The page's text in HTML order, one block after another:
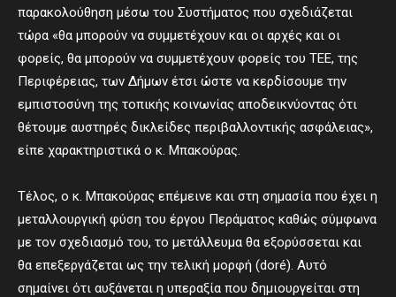
παρακολούθηση μέσω του Συστήματος που σχεδιάζεται
τώρα «θα μπορούν να συμμετέχουν και οι αρχές και οι
φορείς, θα μπορούν να συμμετέχουν φορείς του ΤΕΕ, της
Περιφέρειας, των Δήμων έτσι ώστε να κερδίσουμε την
εμπιστοσύνη της τοπικής κοινωνίας αποδεικνύοντας ότι
θέτουμε αυστηρές δικλείδες περιβαλλοντικής ασφάλειας»,
είπε χαρακτηριστικά ο κ. Μπακούρας.
Τέλος, ο κ. Μπακούρας επέμεινε και στη σημασία που έχει η
μεταλλουργική φύση του έργου Περάματος καθώς σύμφωνα
με τον σχεδιασμό του, το μετάλλευμα θα εξορύσσεται και
θα επεξεργάζεται ως την τελική μορφή (doré). Αυτό
σημαίνει ότι αυξάνεται η υπεραξία που δημιουργείται στη